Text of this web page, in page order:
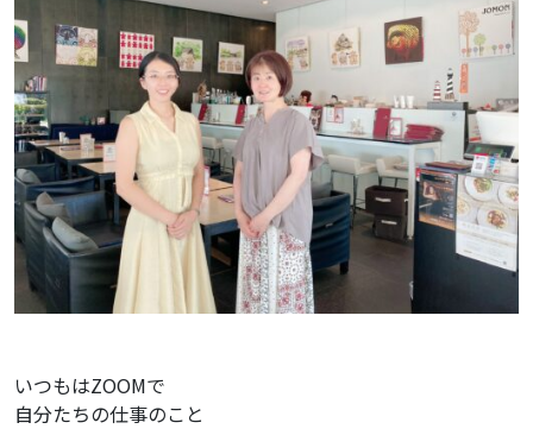
いつもはZOOMで
自分たちの仕事のこと